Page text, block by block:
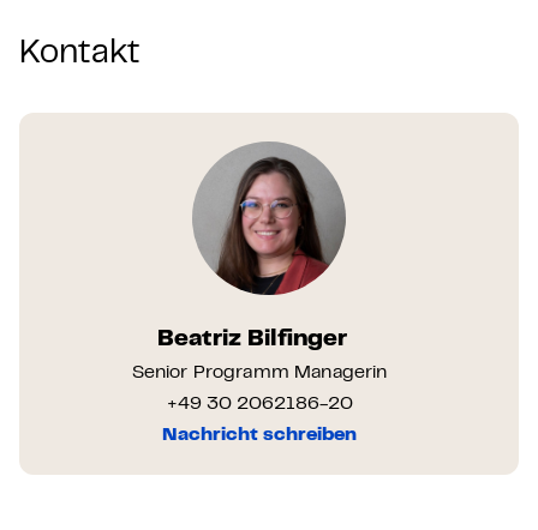
Kontakt
Beatriz Bilfinger
Senior Programm Managerin
+49 30 2062186-20
Nachricht schreiben